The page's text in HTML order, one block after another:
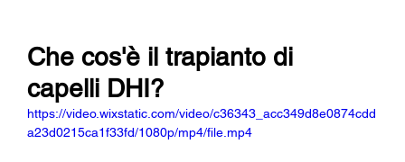
Che cos'è il trapianto di
capelli DHI?
https://video.wixstatic.com/video/c36343_acc349d8e0874cdd
a23d0215ca1f33fd/1080p/mp4/file.mp4